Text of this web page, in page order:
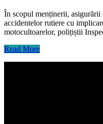
În scopul menținerii,
accidentelor rutiere cu
motocultoarelor, polițiștii
Read More